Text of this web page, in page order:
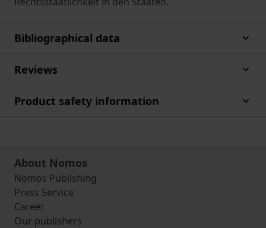
Bibliographical data
Reviews
Product safety information
About Nomos
Nomos Publishing
Press Service
Career
Our publishers